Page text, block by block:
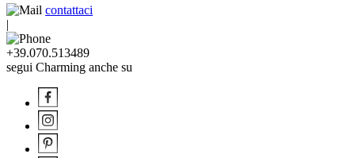
contattaci
|
+39.070.513489
segui Charming anche su